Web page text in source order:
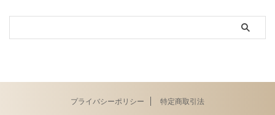
プライバシーポリシー 特定商取引法